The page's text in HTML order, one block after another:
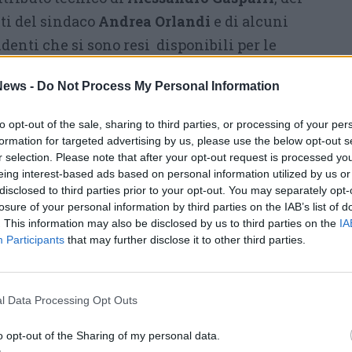
- Do Not Process My Personal Information
opt-out of the sale, sharing to third parties, or processing of your
for targeted advertising by us, please use the below opt-out
selection. Please note that after your opt-out request is processed
interest-based ads based on personal information utilized by us
to third parties prior to your opt-out. You may separately
of your personal information by third parties on the IAB’s list of
This information may also be disclosed by us to third parties on the
Participants that may further disclose it to other third parties.
Data Processing Opt Outs
opt-out of the Sharing of my personal data.
del sindaco Andrea Orlandi e di alcuni
che si sono resi disponibili per le
con i giovani attraverso
Russo, Andrea Tabbia e Fabio Conti.
la giornata (il Career Day sarà aperto
Agorà, al piano terra dell’edificio U6
piazza dell’ateneo nuovo 1, Milano).
la dirigente dell’area 1Emanuela
dell’ufficio personale, verranno fornite
che il Comune di Rho ha necessità di
da assegnare all’ufficio